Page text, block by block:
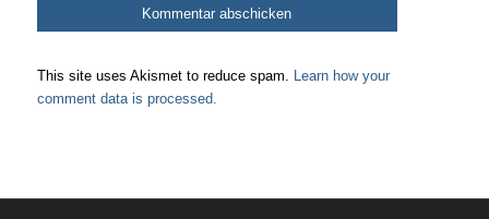
This site uses Akismet to reduce spam.
Learn how your
comment data is processed.